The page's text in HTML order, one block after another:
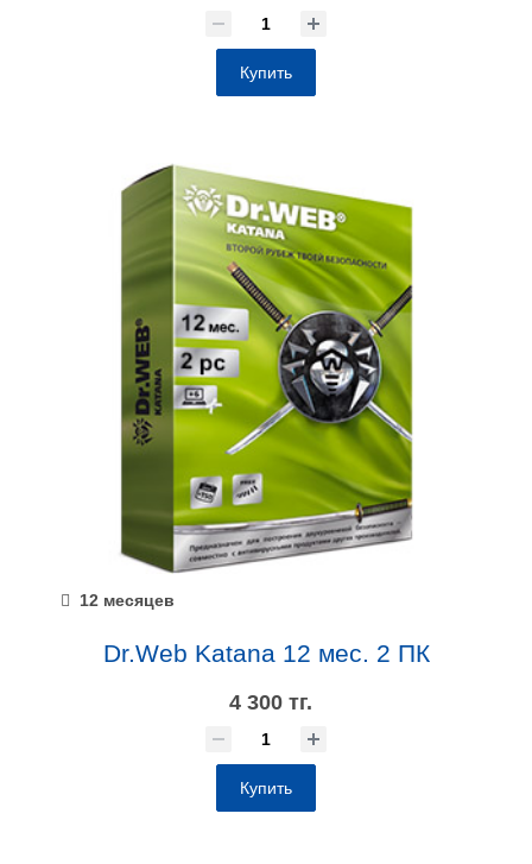
Купить
12 месяцев
Dr.Web Katana 12 мес. 2 ПК
4 300 тг.
Купить